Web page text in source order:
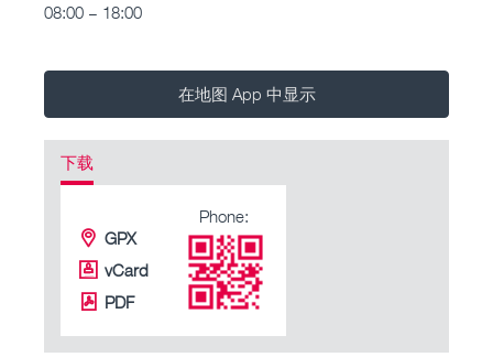
08:00 – 18:00
在地图 App 中显示
下载
GPX
vCard
PDF
Phone: